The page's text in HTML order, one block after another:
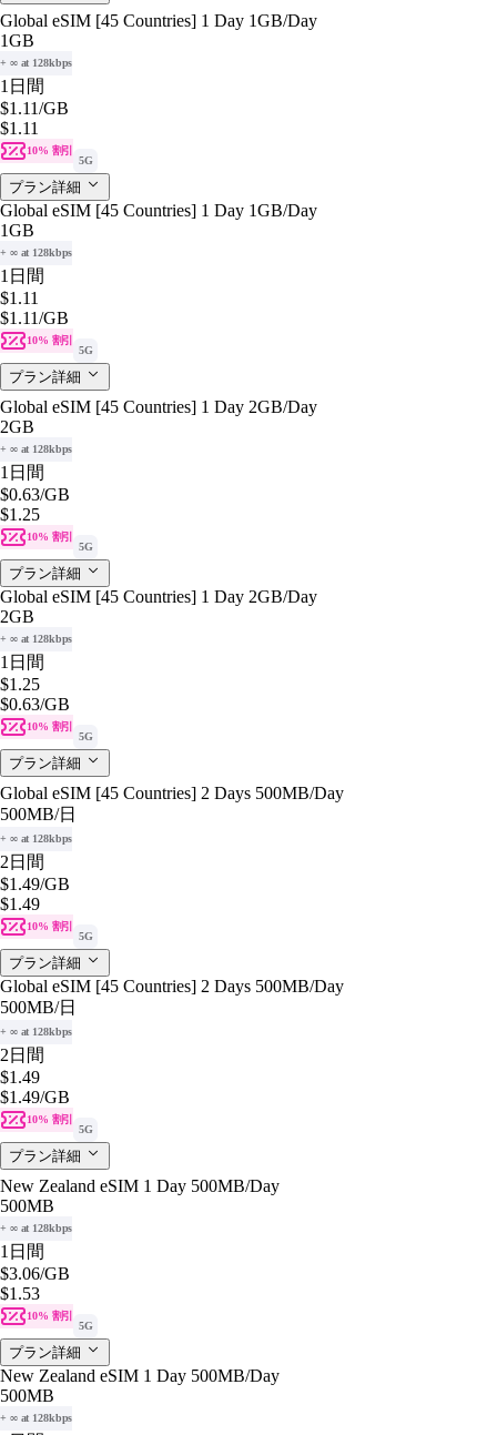
Global eSIM [45 Countries] 1 Day 1GB/Day
1GB
+ ∞ at 128kbps
1日間
$1.11/GB
$1.11
10% 割引
5G
プラン詳細
Global eSIM [45 Countries] 1 Day 1GB/Day
1GB
+ ∞ at 128kbps
1日間
$1.11
$1.11/GB
10% 割引
5G
プラン詳細
Global eSIM [45 Countries] 1 Day 2GB/Day
2GB
+ ∞ at 128kbps
1日間
$0.63/GB
$1.25
10% 割引
5G
プラン詳細
Global eSIM [45 Countries] 1 Day 2GB/Day
2GB
+ ∞ at 128kbps
1日間
$1.25
$0.63/GB
10% 割引
5G
プラン詳細
Global eSIM [45 Countries] 2 Days 500MB/Day
500MB/日
+ ∞ at 128kbps
2日間
$1.49/GB
$1.49
10% 割引
5G
プラン詳細
Global eSIM [45 Countries] 2 Days 500MB/Day
500MB/日
+ ∞ at 128kbps
2日間
$1.49
$1.49/GB
10% 割引
5G
プラン詳細
New Zealand eSIM 1 Day 500MB/Day
500MB
+ ∞ at 128kbps
1日間
$3.06/GB
$1.53
10% 割引
5G
プラン詳細
New Zealand eSIM 1 Day 500MB/Day
500MB
+ ∞ at 128kbps